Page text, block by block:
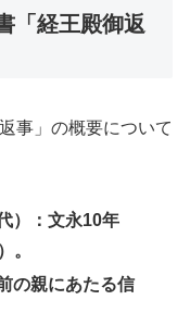
「経王殿御返
事」の概要について
）：文永10年
。
の親にあたる信